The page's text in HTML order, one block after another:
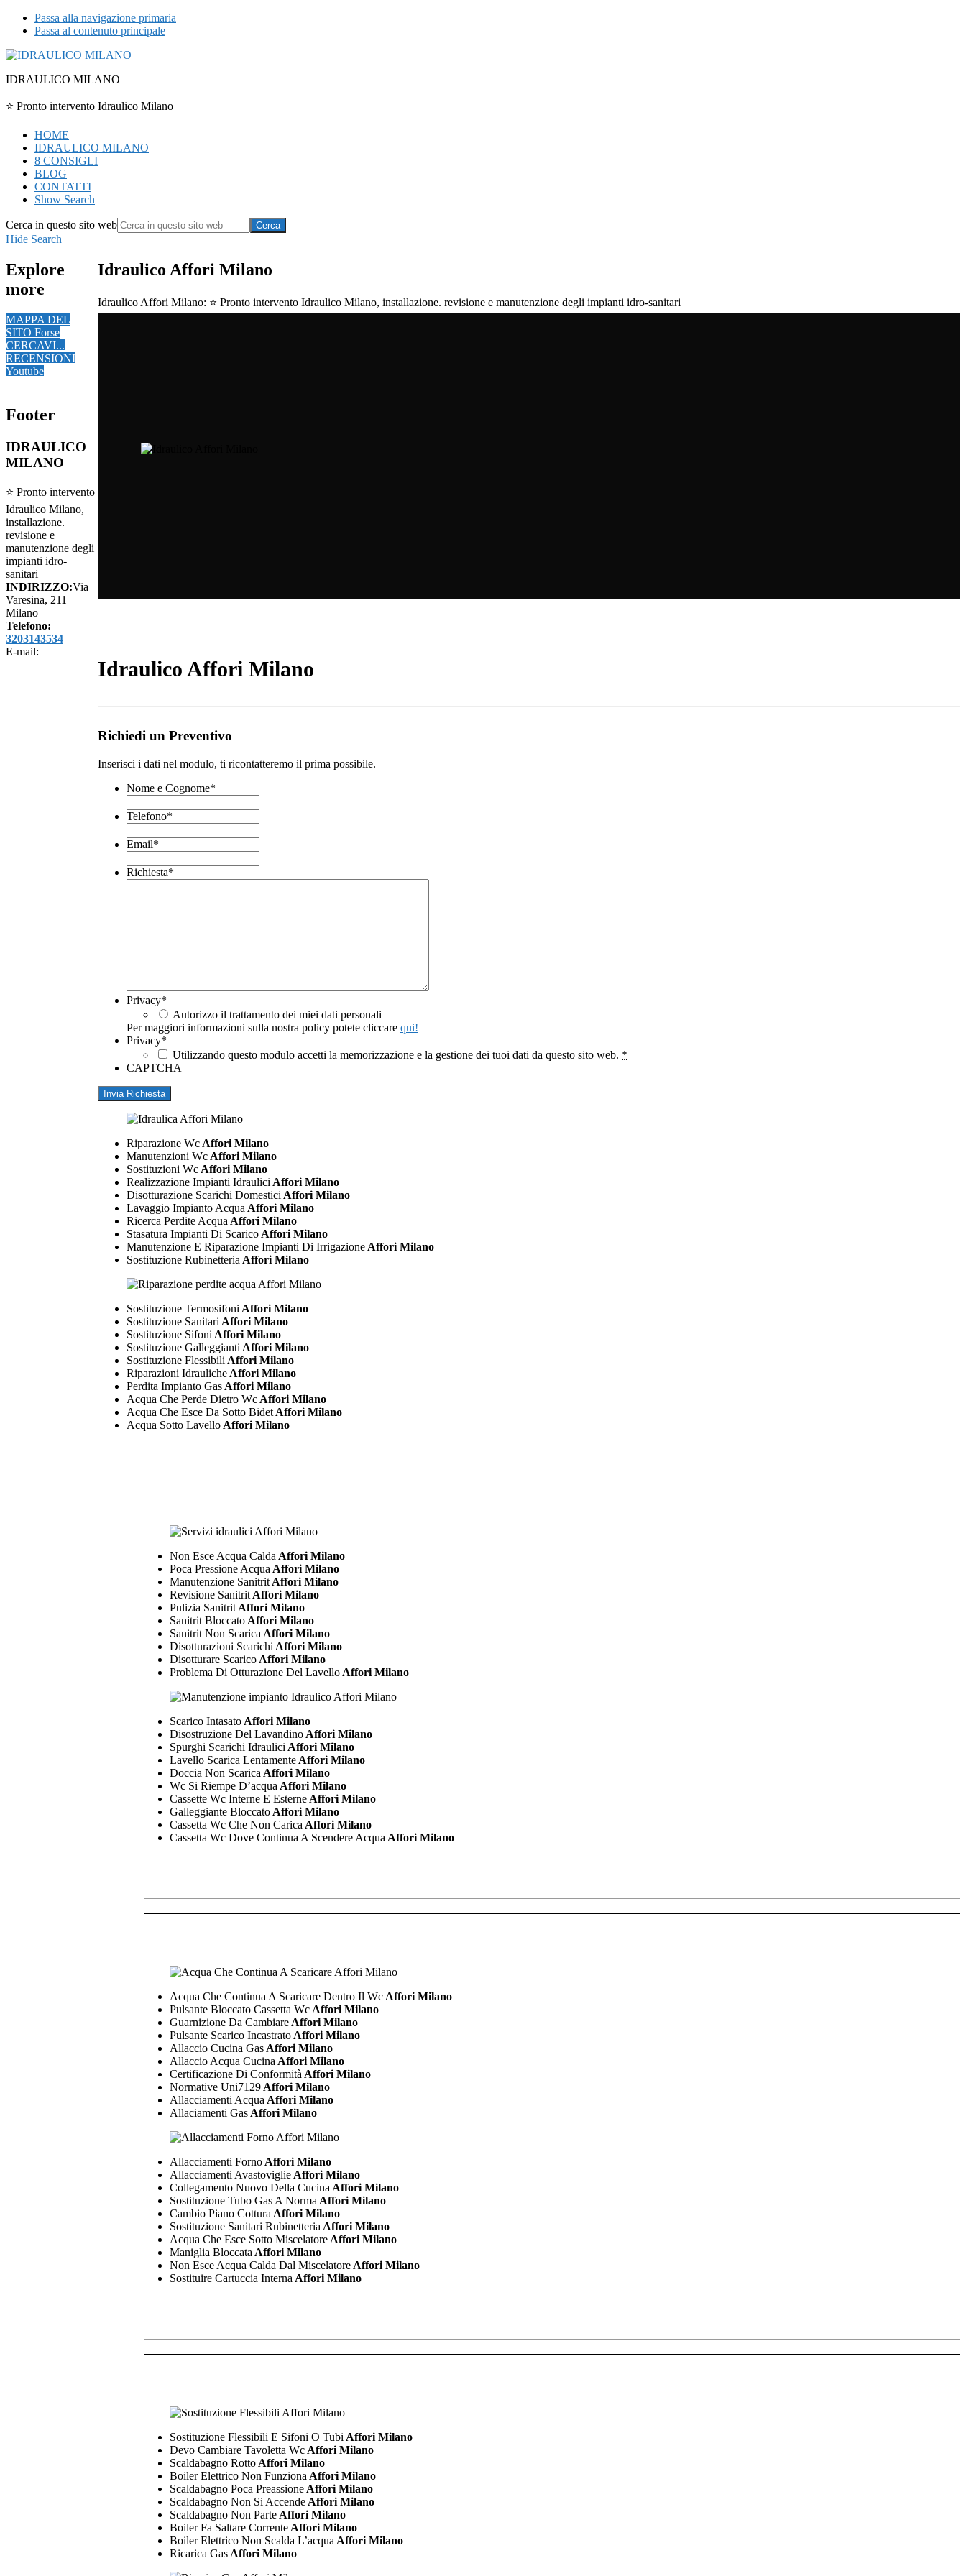
Passa alla navigazione primaria
Passa al contenuto principale
IDRAULICO MILANO
⭐ Pronto intervento Idraulico Milano
HOME
IDRAULICO MILANO
8 CONSIGLI
BLOG
CONTATTI
Show Search
Cerca in questo sito web
Hide Search
Idraulico Affori Milano
Idraulico Affori Milano: ⭐ Pronto intervento Idraulico Milano, installazione. revisione e manutenzione degli impianti idro-sanitari
Idraulico Affori Milano
Richiedi un Preventivo
Inserisci i dati nel modulo, ti ricontatteremo il prima possibile.
Nome e Cognome*
Telefono*
Email*
Richiesta*
Privacy*
Autorizzo il trattamento dei miei dati personali
Per maggiori informazioni sulla nostra policy potete cliccare qui!
Privacy*
Utilizzando questo modulo accetti la memorizzazione e la gestione dei tuoi dati da questo sito web. *
CAPTCHA
Riparazione Wc Affori Milano
Manutenzioni Wc Affori Milano
Sostituzioni Wc Affori Milano
Realizzazione Impianti Idraulici Affori Milano
Disotturazione Scarichi Domestici Affori Milano
Lavaggio Impianto Acqua Affori Milano
Ricerca Perdite Acqua Affori Milano
Stasatura Impianti Di Scarico Affori Milano
Manutenzione E Riparazione Impianti Di Irrigazione Affori Milano
Sostituzione Rubinetteria Affori Milano
Sostituzione Termosifoni Affori Milano
Sostituzione Sanitari Affori Milano
Sostituzione Sifoni Affori Milano
Sostituzione Galleggianti Affori Milano
Sostituzione Flessibili Affori Milano
Riparazioni Idrauliche Affori Milano
Perdita Impianto Gas Affori Milano
Acqua Che Perde Dietro Wc Affori Milano
Acqua Che Esce Da Sotto Bidet Affori Milano
Acqua Sotto Lavello Affori Milano
Non Esce Acqua Calda Affori Milano
Poca Pressione Acqua Affori Milano
Manutenzione Sanitrit Affori Milano
Revisione Sanitrit Affori Milano
Pulizia Sanitrit Affori Milano
Sanitrit Bloccato Affori Milano
Sanitrit Non Scarica Affori Milano
Disotturazioni Scarichi Affori Milano
Disotturare Scarico Affori Milano
Problema Di Otturazione Del Lavello Affori Milano
Scarico Intasato Affori Milano
Disostruzione Del Lavandino Affori Milano
Spurghi Scarichi Idraulici Affori Milano
Lavello Scarica Lentamente Affori Milano
Doccia Non Scarica Affori Milano
Wc Si Riempe D’acqua Affori Milano
Cassette Wc Interne E Esterne Affori Milano
Galleggiante Bloccato Affori Milano
Cassetta Wc Che Non Carica Affori Milano
Cassetta Wc Dove Continua A Scendere Acqua Affori Milano
Acqua Che Continua A Scaricare Dentro Il Wc Affori Milano
Pulsante Bloccato Cassetta Wc Affori Milano
Guarnizione Da Cambiare Affori Milano
Pulsante Scarico Incastrato Affori Milano
Allaccio Cucina Gas Affori Milano
Allaccio Acqua Cucina Affori Milano
Certificazione Di Conformità Affori Milano
Normative Uni7129 Affori Milano
Allacciamenti Acqua Affori Milano
Allaciamenti Gas Affori Milano
Allacciamenti Forno Affori Milano
Allacciamenti Avastoviglie Affori Milano
Collegamento Nuovo Della Cucina Affori Milano
Sostituzione Tubo Gas A Norma Affori Milano
Cambio Piano Cottura Affori Milano
Sostituzione Sanitari Rubinetteria Affori Milano
Acqua Che Esce Sotto Miscelatore Affori Milano
Maniglia Bloccata Affori Milano
Non Esce Acqua Calda Dal Miscelatore Affori Milano
Sostituire Cartuccia Interna Affori Milano
Sostituzione Flessibili E Sifoni O Tubi Affori Milano
Devo Cambiare Tavoletta Wc Affori Milano
Scaldabagno Rotto Affori Milano
Boiler Elettrico Non Funziona Affori Milano
Scaldabagno Poca Preassione Affori Milano
Scaldabagno Non Si Accende Affori Milano
Scaldabagno Non Parte Affori Milano
Boiler Fa Saltare Corrente Affori Milano
Boiler Elettrico Non Scalda L’acqua Affori Milano
Ricarica Gas Affori Milano
Explore
more
MAPPA DEL
SITO Forse
CERCAVI...
RECENSIONI
Youtube
Footer
IDRAULICO
MILANO
⭐ Pronto intervento
Idraulico Milano,
installazione.
revisione e
manutenzione degli
impianti idro-
sanitari
INDIRIZZO:Via
Varesina, 211
Milano
Telefono:
3203143534
E-mail: